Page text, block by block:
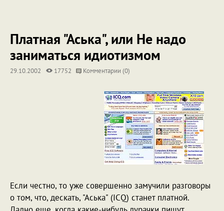
Платная "Аська", или Не надо
заниматься идиотизмом
29.10.2002 17752 Комментарии (0)
Если честно, то уже совершенно замучили разговоры
о том, что, дескать, "Аська" (ICQ) станет платной.